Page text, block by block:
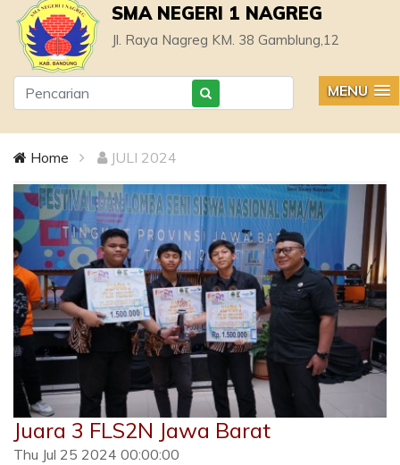
SMA NEGERI 1 NAGREG
Jl. Raya Nagreg KM. 38 Gamblung,12
MENU
Home JULI 2024
Juara 3 FLS2N Jawa Barat
Thu Jul 25 2024 00:00:00